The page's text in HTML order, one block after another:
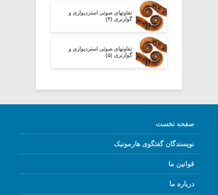
تفاوتهای صوتی استردیواری و
گوارنری (۴)
تفاوتهای صوتی استردیواری و
گوارنری (۵)
صفحه نخست
نویسندگان گفتگوی هارمونیک
قوانین ما
درباره ما